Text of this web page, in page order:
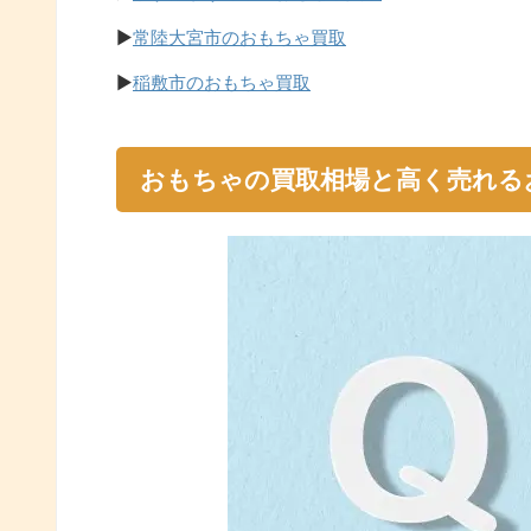
▶常陸大宮市のおもちゃ買取
▶稲敷市のおもちゃ買取
おもちゃの買取相場と高く売れる